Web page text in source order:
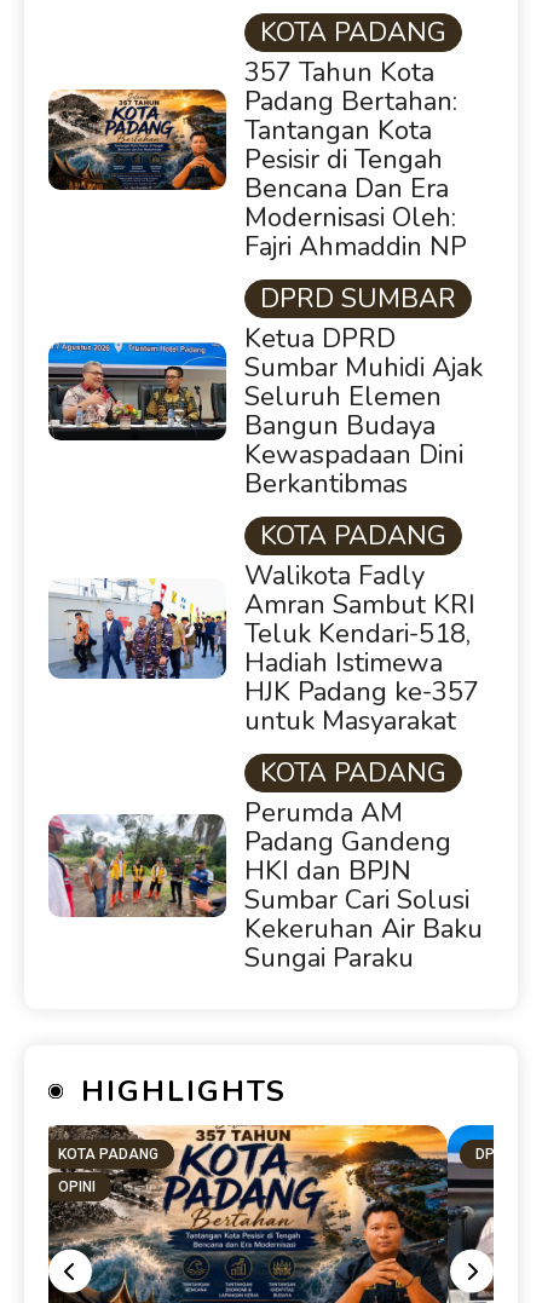
KOTA PADANG
357 Tahun Kota
Padang Bertahan:
Tantangan Kota
Pesisir di Tengah
Bencana Dan Era
Modernisasi Oleh:
Fajri Ahmaddin NP
DPRD SUMBAR
Ketua DPRD
Sumbar Muhidi Ajak
Seluruh Elemen
Bangun Budaya
Kewaspadaan Dini
Berkantibmas
KOTA PADANG
Walikota Fadly
Amran Sambut KRI
Teluk Kendari-518,
Hadiah Istimewa
HJK Padang ke-357
untuk Masyarakat
KOTA PADANG
Perumda AM
Padang Gandeng
HKI dan BPJN
Sumbar Cari Solusi
Kekeruhan Air Baku
Sungai Paraku
HIGHLIGHTS
KOTA PADANG
OPINI
DPRD